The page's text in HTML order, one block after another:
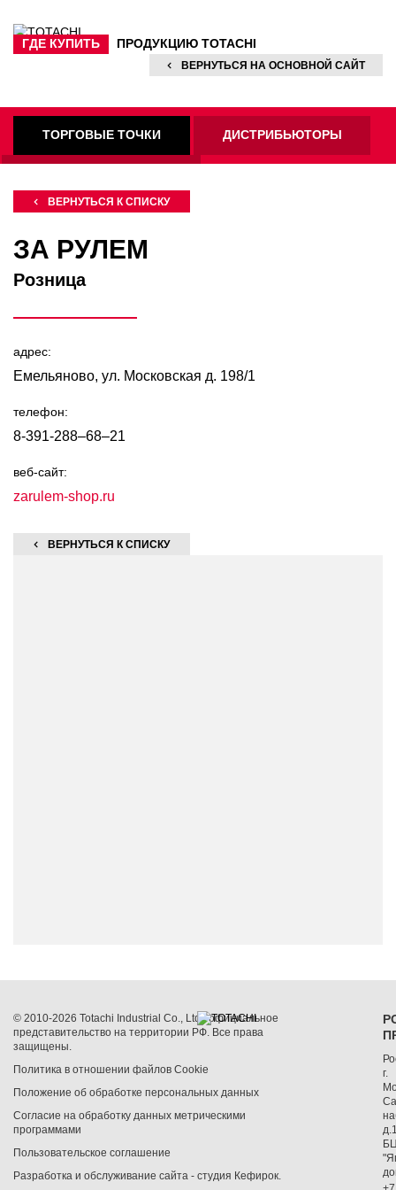
ГДЕ КУПИТЬ ПРОДУКЦИЮ TOTACHI
ВЕРНУТЬСЯ НА ОСНОВНОЙ САЙТ
ТОРГОВЫЕ ТОЧКИ ДИСТРИБЬЮТОРЫ
ВЕРНУТЬСЯ К СПИСКУ
ЗА РУЛЕМ
Розница
адрес:
Емельяново, ул. Московская д. 198/1
телефон:
8-391-288–68–21
веб-сайт:
zarulem-shop.ru
ВЕРНУТЬСЯ К СПИСКУ
г.
© 2010-2026 Totachi Industrial Co., Ltd., официальное
представительство на территории РФ. Все права
защищены.
Политика в отношении файлов Cookie
Положение об обработке персональных данных
Согласие на обработку данных метрическими
программами
Пользовательское соглашение
Разработка и обслуживание сайта - студия Кефирок.